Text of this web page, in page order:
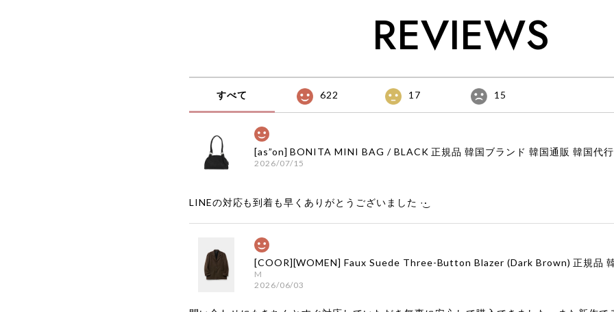
REVIEWS
すべて 622 17 15
2026/07/15
LINEの対応も到着も早くありがとうございました‪ ·͜·
M
2026/06/03